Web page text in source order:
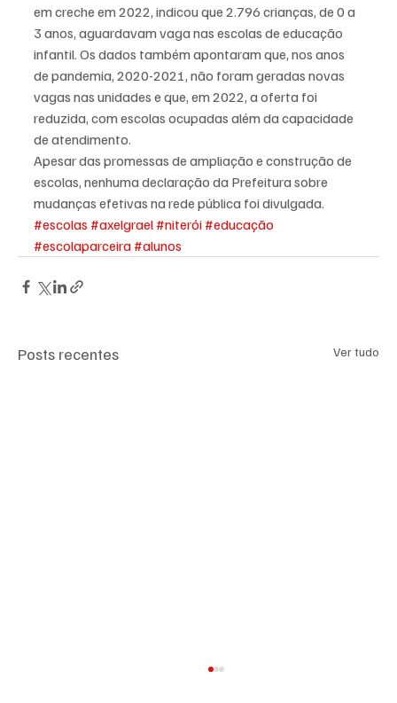
em creche em 2022, indicou que 2.796 crianças, de 0 a
3 anos, aguardavam vaga nas escolas de educação
infantil. Os dados também apontaram que, nos anos
de pandemia, 2020-2021, não foram geradas novas
vagas nas unidades e que, em 2022, a oferta foi
reduzida, com escolas ocupadas além da capacidade
de atendimento.
Apesar das promessas de ampliação e construção de
escolas, nenhuma declaração da Prefeitura sobre
mudanças efetivas na rede pública foi divulgada.
#escolas #axelgrael #niterói #educação
#escolaparceira #alunos
Posts recentes Ver tudo